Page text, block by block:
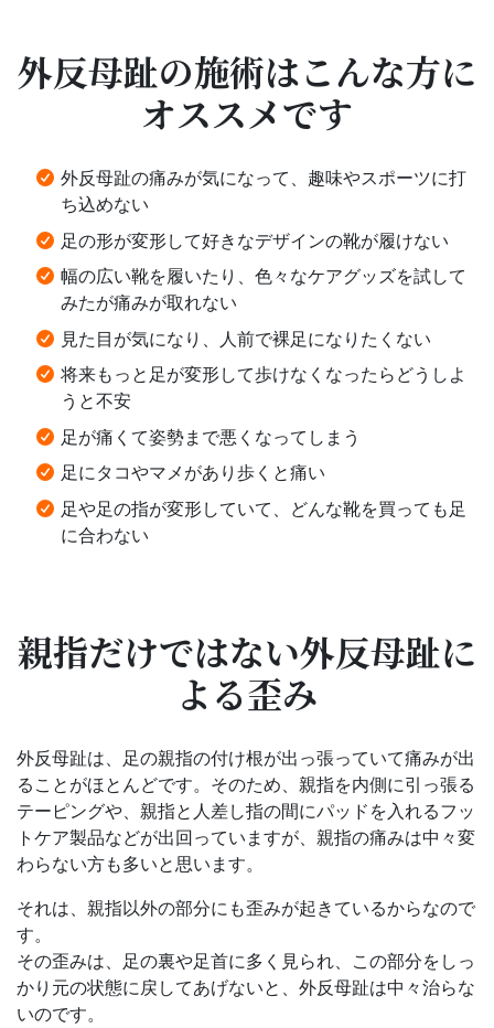
外反母趾の施術はこんな方に
オススメです
外反母趾の痛みが気になって、趣味やスポーツに打
ち込めない
足の形が変形して好きなデザインの靴が履けない
幅の広い靴を履いたり、色々なケアグッズを試して
みたが痛みが取れない
見た目が気になり、人前で裸足になりたくない
将来もっと足が変形して歩けなくなったらどうしよ
うと不安
足が痛くて姿勢まで悪くなってしまう
足にタコやマメがあり歩くと痛い
足や足の指が変形していて、どんな靴を買っても足
に合わない
親指だけではない外反母趾に
よる歪み
外反母趾は、足の親指の付け根が出っ張っていて痛みが出
ることがほとんどです。そのため、親指を内側に引っ張る
テーピングや、親指と人差し指の間にパッドを入れるフッ
トケア製品などが出回っていますが、親指の痛みは中々変
わらない方も多いと思います。
それは、親指以外の部分にも歪みが起きているからなので
す。
その歪みは、足の裏や足首に多く見られ、この部分をしっ
かり元の状態に戻してあげないと、外反母趾は中々治らな
いのです。